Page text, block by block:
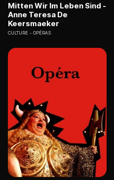
Mitten Wir Im Leben Sind -
Anne Teresa De
Keersmaeker
CULTURE OPÉRAS